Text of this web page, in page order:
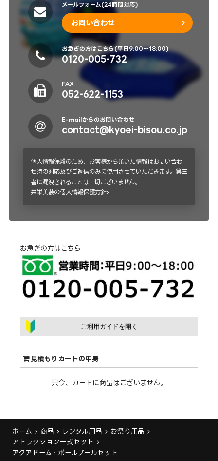
メールフォーム(24時間対応)
お問い合わせ
お急ぎの方はこちら(平日9:00～18:00)
0120-005-732
FAX
052-622-1153
E-mailからのお問い合わせ
contact@kyoei-bisou.co.jp
個人情報保護のため、お客様から頂いた情報はお問い合わ
せ時の対応及びご返信のみに使用させていただきます。第三
者に漏洩されることは一切ございません。
共栄美装の個人情報保護方針
お急ぎの方はこちら
ご利用ガイドを開く
見積もりカートの中身
只今、カートに商品はございません。
ホーム 商品 レンタル用品
お祭り用品
アトラクション一式セット
アクアドーム・ボールプールセット